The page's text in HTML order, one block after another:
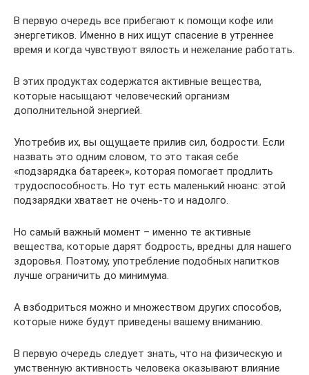
В первую очередь все прибегают к помощи кофе или
энергетиков. Именно в них ищут спасение в утреннее
время и когда чувствуют вялость и нежелание работать.
В этих продуктах содержатся активные вещества,
которые насыщают человеческий организм
дополнительной энергией.
Употребив их, вы ощущаете прилив сил, бодрости. Если
назвать это одним словом, то это такая себе
«подзарядка батареек», которая помогает продлить
трудоспособность. Но тут есть маленький нюанс: этой
подзарядки хватает не очень-то и надолго.
Но самый важный момент – именно те активные
вещества, которые дарят бодрость, вредны для нашего
здоровья. Поэтому, употребление подобных напитков
лучше ограничить до минимума.
А взбодриться можно и множеством других способов,
которые ниже будут приведены вашему вниманию.
В первую очередь следует знать, что на физическую и
умственную активность человека оказывают влияние